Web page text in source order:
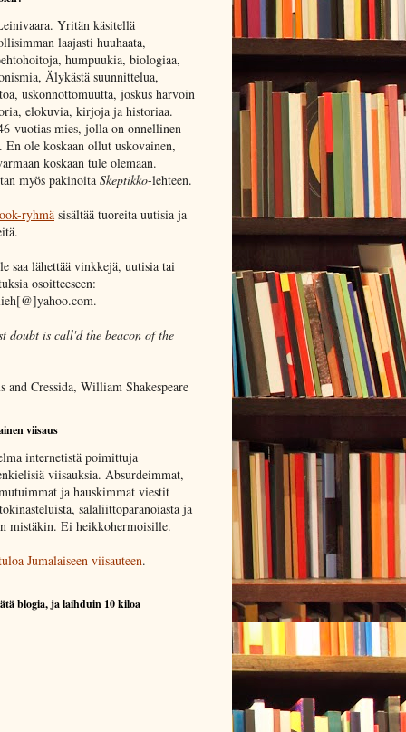
Yritän käsitellä
laajasti huuhaata,
humpuukia, biologiaa,
Älykästä suunnittelua,
uskonnottomuutta, joskus harvoin
elokuvia, kirjoja ja historiaa.
vuotias mies, jolla on onnellinen
En ole koskaan ollut uskovainen,
koskaan tule olemaan.
myös pakinoita Skeptikko-lehteen.
ryhmä sisältää tuoreita uutisia ja
saa lähettää vinkkejä, uutisia tai
osoitteeseen:
doubt is call'd the beacon of the
and Cressida, William Shakespeare
viisaus
internetistä poimittuja
viisauksia. Absurdeimmat,
ja hauskimmat viestit
salaliittoparanoiasta ja
mistäkin. Ei heikkohermoisille.
Jumalaiseen viisauteen.
blogia, ja laihduin 10 kiloa